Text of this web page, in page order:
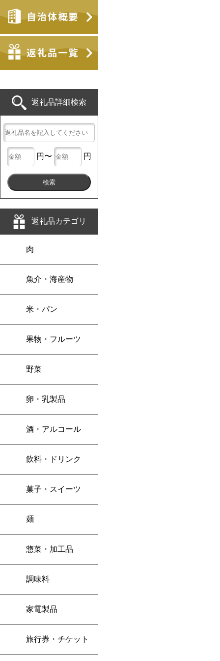
返礼品詳細検索
円〜 円
返礼品カテゴリ
肉
魚介・海産物
米・パン
果物・フルーツ
野菜
卵・乳製品
酒・アルコール
飲料・ドリンク
菓子・スイーツ
麺
惣菜・加工品
調味料
家電製品
旅行券・チケット